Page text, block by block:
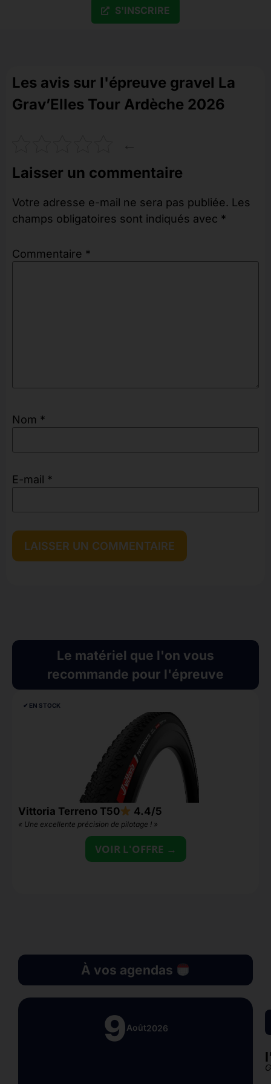
S'INSCRIRE
Les avis sur l'épreuve gravel La
Grav’Elles Tour Ardèche 2026
Laisser un commentaire
Votre adresse e-mail ne sera pas publiée. Les
champs obligatoires sont indiqués avec *
Commentaire *
Nom *
E-mail *
Le matériel que l'on vous
recommande pour l'épreuve
✔︎ EN STOCK
Vittoria Terreno T50 4.4/5
« Une excellente précision de pilotage ! »
VOIR L'OFFRE →
À vos agendas
9Août2026